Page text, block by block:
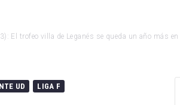
CF
SD Eibar
El trofeo villa de Leganés se queda un año más
UD LIGA F